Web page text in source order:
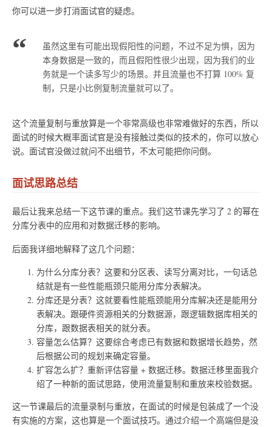
你可以进一步打消面试官的疑虑。
虽然这里有可能出现假阳性的问题，不过不足为惧，因为
本身数据是一致的，而且假阳性很少出现，因为我们的业
务就是一个读多写少的场景。并且流量也不打算 100% 复
制，只是小比例复制流量就可以了。
这个流量复制与重放算是一个非常高级也非常难做好的东西，所以
面试的时候大概率面试官是没有接触过类似的技术的，你可以放心
说。面试官没做过就问不出细节，不太可能把你问倒。
面试思路总结
最后让我来总结一下这节课的重点。我们这节课先学习了 2 的幂在
分库分表中的应用和对数据迁移的影响。
后面我详细地解释了这几个问题：
为什么分库分表？这要和分区表、读写分离对比，一句话总
结就是有一些性能瓶颈只能用分库分表解决。
分库还是分表？这就要看性能瓶颈能用分库解决还是能用分
表解决。跟硬件资源相关的分数据源，跟逻辑数据库相关的
分库，跟数据表相关的就分表。
容量怎么估算？这要综合考虑已有数据和数据增长趋势，然
后根据公司的规划来确定容量。
扩容怎么扩？重新评估容量 + 数据迁移。数据迁移里面我介
绍了一种新的面试思路，使用流量复制和重放来校验数据。
这一节课最后的流量录制与重放，在面试的时候是包装成了一个没
有实施的方案，这也算是一个面试技巧。通过介绍一个高端但是没